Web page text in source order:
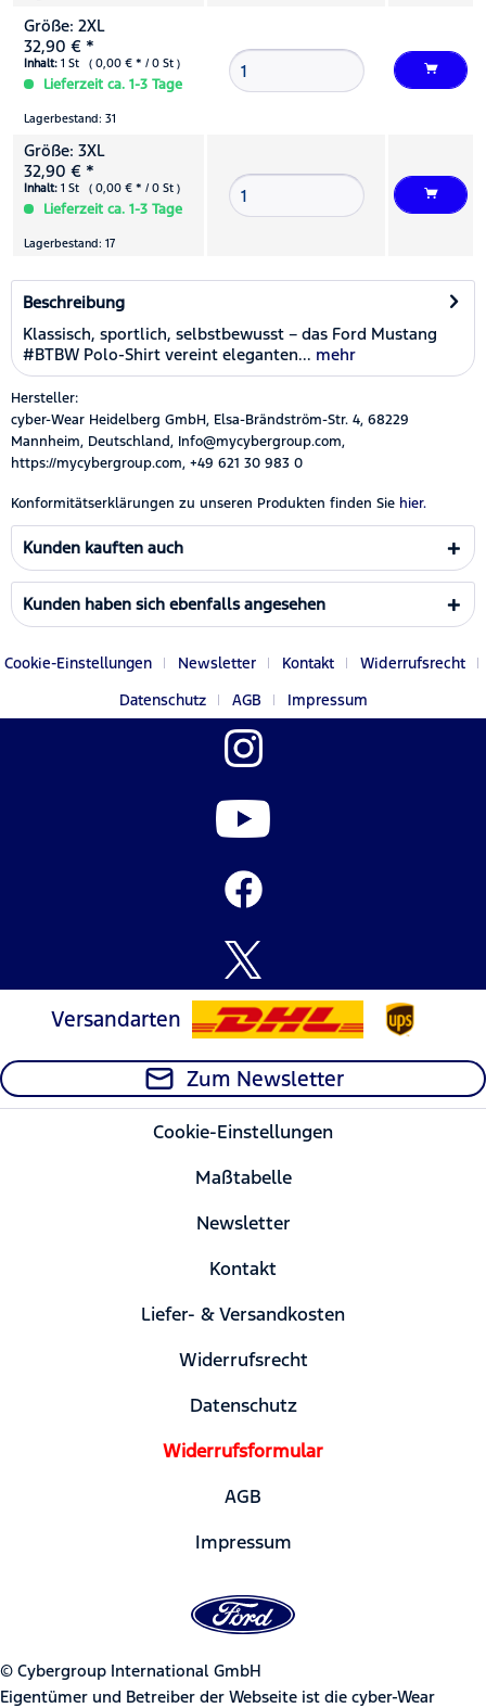
Größe: 2XL
32,90 € *
Inhalt: 1 St ( 0,00 € * / 0 St )
Lieferzeit ca. 1-3 Tage
Lagerbestand: 31
Größe: 3XL
32,90 € *
Inhalt: 1 St ( 0,00 € * / 0 St )
Lieferzeit ca. 1-3 Tage
Lagerbestand: 17
Beschreibung
Klassisch, sportlich, selbstbewusst – das Ford Mustang
#BTBW Polo-Shirt vereint eleganten... mehr
Hersteller:
cyber-Wear Heidelberg GmbH, Elsa-Brändström-Str. 4, 68229
Mannheim, Deutschland, Info@mycybergroup.com,
https://mycybergroup.com, +49 621 30 983 0
Konformitätserklärungen zu unseren Produkten finden Sie hier.
Kunden kauften auch
Kunden haben sich ebenfalls angesehen
Cookie-Einstellungen Newsletter Kontakt
Widerrufsrecht
Datenschutz
AGB Impressum
Versandarten
Zum Newsletter
Cookie-Einstellungen
Maßtabelle
Newsletter
Kontakt
Liefer- & Versandkosten
Widerrufsrecht
Datenschutz
Widerrufsformular
AGB
Impressum
© Cybergroup International GmbH
Eigentümer und Betreiber der Webseite ist die cyber-Wear